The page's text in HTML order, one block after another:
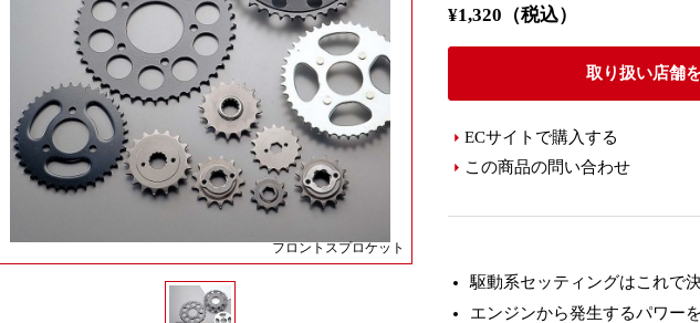
フロントスプロケット
¥1,320（税込）
取り扱い店舗
ECサイトで購入する
この商品の問い合わせ
駆動系セッティングはこれで
エンジンから発生するパワー